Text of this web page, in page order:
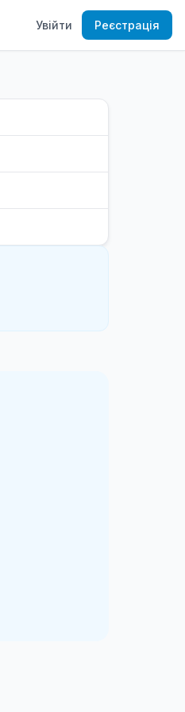
Увійти Реєстрація